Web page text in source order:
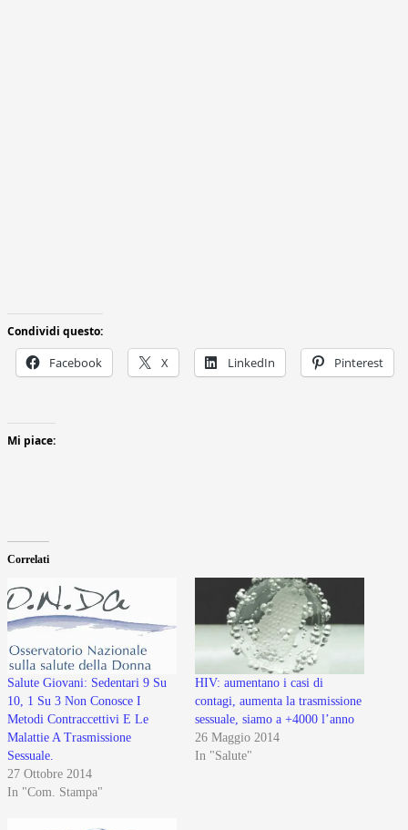
Condividi questo:
Facebook X LinkedIn Pinterest
Mi piace:
Correlati
Salute Giovani: Sedentari 9 Su
10, 1 Su 3 Non Conosce I
Metodi Contraccettivi E Le
Malattie A Trasmissione
Sessuale.
27 Ottobre 2014
In "Com. Stampa"
HIV: aumentano i casi di
contagi, aumenta la trasmissione
sessuale, siamo a +4000 l’anno
26 Maggio 2014
In "Salute"